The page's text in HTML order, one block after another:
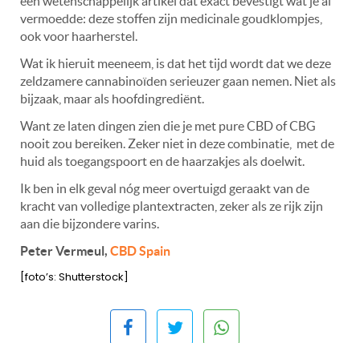
vermoedde: deze stoffen zijn medicinale goudklompjes,
ook voor haarherstel.
Wat ik hieruit meeneem, is dat het tijd wordt dat we deze
zeldzamere cannabinoïden serieuzer gaan nemen. Niet als
bijzaak, maar als hoofdingrediënt.
Want ze laten dingen zien die je met pure CBD of CBG
nooit zou bereiken. Zeker niet in deze combinatie, met de
huid als toegangspoort en de haarzakjes als doelwit.
Ik ben in elk geval nóg meer overtuigd geraakt van de
kracht van volledige plantextracten, zeker als ze rijk zijn
aan die bijzondere varins.
Peter Vermeul, CBD Spain
[foto’s: Shutterstock]